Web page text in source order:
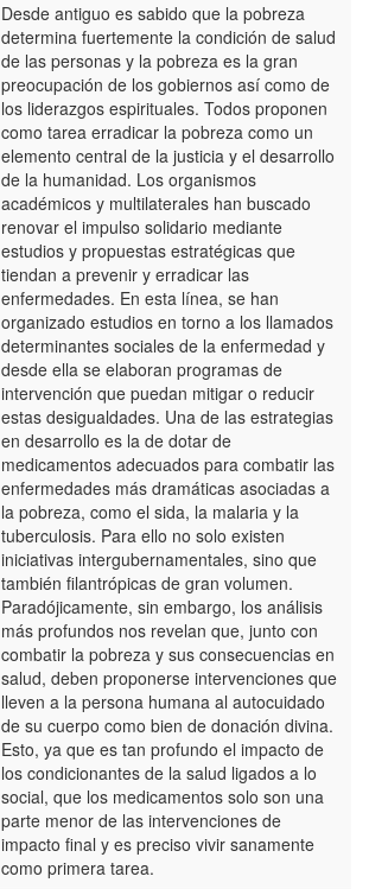
Desde antiguo es sabido que la pobreza
determina fuertemente la condición de salud
de las personas y la pobreza es la gran
preocupación de los gobiernos así como de
los liderazgos espirituales. Todos proponen
como tarea erradicar la pobreza como un
elemento central de la justicia y el desarrollo
de la humanidad. Los organismos
académicos y multilaterales han buscado
renovar el impulso solidario mediante
estudios y propuestas estratégicas que
tiendan a prevenir y erradicar las
enfermedades. En esta línea, se han
organizado estudios en torno a los llamados
determinantes sociales de la enfermedad y
desde ella se elaboran programas de
intervención que puedan mitigar o reducir
estas desigualdades. Una de las estrategias
en desarrollo es la de dotar de
medicamentos adecuados para combatir las
enfermedades más dramáticas asociadas a
la pobreza, como el sida, la malaria y la
tuberculosis. Para ello no solo existen
iniciativas intergubernamentales, sino que
también filantrópicas de gran volumen.
Paradójicamente, sin embargo, los análisis
más profundos nos revelan que, junto con
combatir la pobreza y sus consecuencias en
salud, deben proponerse intervenciones que
lleven a la persona humana al autocuidado
de su cuerpo como bien de donación divina.
Esto, ya que es tan profundo el impacto de
los condicionantes de la salud ligados a lo
social, que los medicamentos solo son una
parte menor de las intervenciones de
impacto final y es preciso vivir sanamente
como primera tarea.